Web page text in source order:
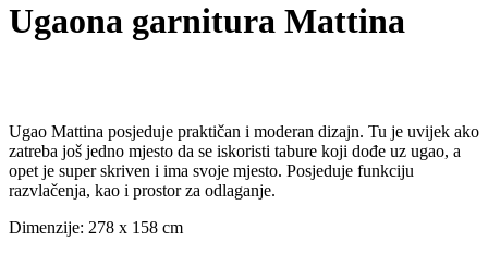
Ugaona garnitura Mattina
Ugao Mattina posjeduje praktičan i moderan dizajn. Tu je uvijek ako
zatreba još jedno mjesto da se iskoristi tabure koji dođe uz ugao, a
opet je super skriven i ima svoje mjesto. Posjeduje funkciju
razvlačenja, kao i prostor za odlaganje.
Dimenzije: 278 x 158 cm